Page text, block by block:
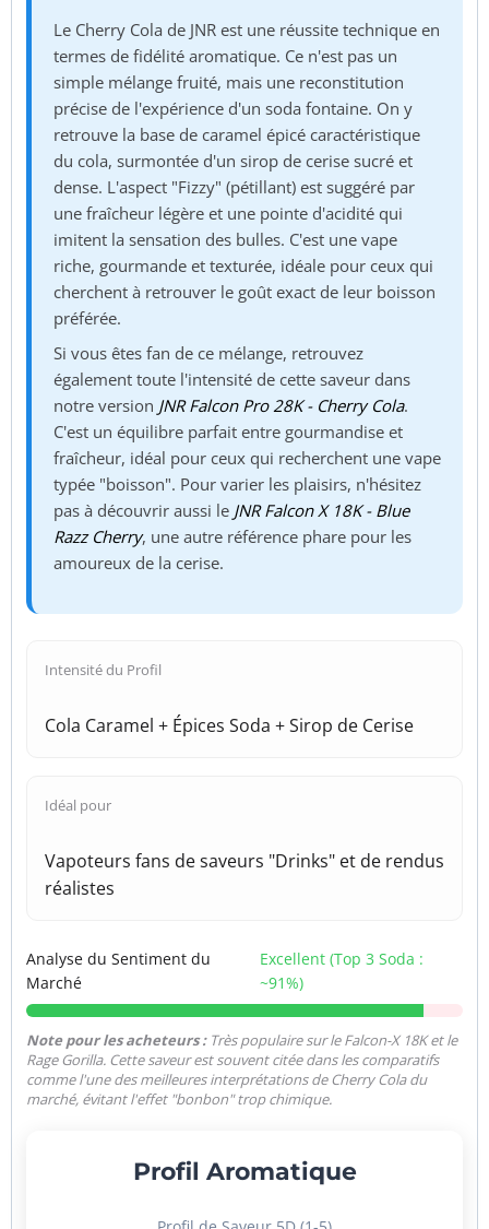
Le Cherry Cola de JNR est une réussite technique en
termes de fidélité aromatique. Ce n'est pas un
simple mélange fruité, mais une reconstitution
précise de l'expérience d'un soda fontaine. On y
retrouve la base de caramel épicé caractéristique
du cola, surmontée d'un sirop de cerise sucré et
dense. L'aspect "Fizzy" (pétillant) est suggéré par
une fraîcheur légère et une pointe d'acidité qui
imitent la sensation des bulles. C'est une vape
riche, gourmande et texturée, idéale pour ceux qui
cherchent à retrouver le goût exact de leur boisson
préférée.
Si vous êtes fan de ce mélange, retrouvez
également toute l'intensité de cette saveur dans
notre version JNR Falcon Pro 28K - Cherry Cola.
C'est un équilibre parfait entre gourmandise et
fraîcheur, idéal pour ceux qui recherchent une vape
typée "boisson". Pour varier les plaisirs, n'hésitez
pas à découvrir aussi le JNR Falcon X 18K - Blue
Razz Cherry, une autre référence phare pour les
amoureux de la cerise.
Intensité du Profil
Cola Caramel + Épices Soda + Sirop de Cerise
Idéal pour
Vapoteurs fans de saveurs "Drinks" et de rendus
réalistes
Analyse du Sentiment du
Marché
Excellent (Top 3 Soda :
~91%)
Note pour les acheteurs :Très populaire sur le Falcon-X 18K et le
Rage Gorilla. Cette saveur est souvent citée dans les comparatifs
comme l'une des meilleures interprétations de Cherry Cola du
marché, évitant l'effet "bonbon" trop chimique.
Profil Aromatique